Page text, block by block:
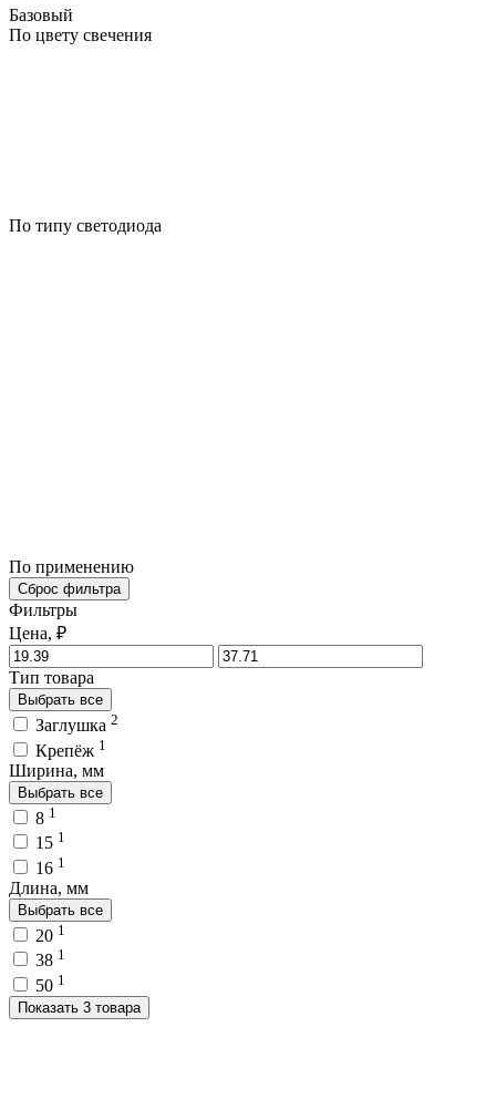
Базовый
По цвету свечения
По типу светодиода
По применению
Сброс фильтра
Фильтры
Цена, ₽
Тип товара
Выбрать все
Заглушка 2
Крепёж 1
Ширина, мм
Выбрать все
8 1
15 1
16 1
Длина, мм
Выбрать все
20 1
38 1
50 1
Показать 3 товара